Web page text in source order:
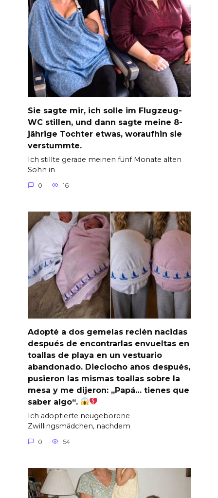
Sie sagte mir, ich solle im Flugzeug-
WC stillen, und dann sagte meine 8-
jährige Tochter etwas, woraufhin sie
verstummte.
Ich stillte gerade meinen fünf Monate alten
Sohn in
0 16
Adopté a dos gemelas recién nacidas
después de encontrarlas envueltas en
toallas de playa en un vestuario
abandonado. Dieciocho años después,
pusieron las mismas toallas sobre la
mesa y me dijeron: „Papá… tienes que
saber algo“.
Ich adoptierte neugeborene
Zwillingsmädchen, nachdem
0 54